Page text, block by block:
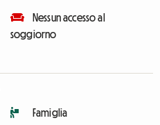
Nessun accesso al
soggiorno
Famiglia